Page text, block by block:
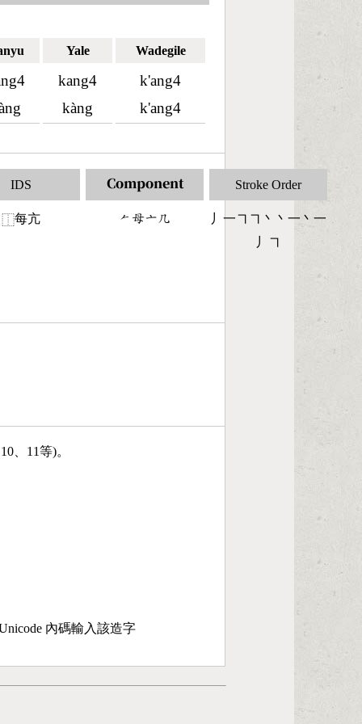
Yale Wadegile
kang4
kàng
k'ang4
k'ang4
IDS
⿰每亢
Component
󶀩󶄑󶁂󶀸
Stroke Order
丿一㇕㇕丶丶一丶一
丿㇕
、11等)。
內碼輸入該造字